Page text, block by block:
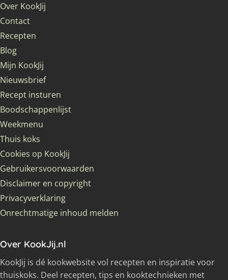
Over KookJij
Contact
Recepten
Blog
Mijn KookJij
Nieuwsbrief
Recept insturen
Boodschappenlijst
Weekmenu
Thuis koks
Cookies op KookJij
Gebruikersvoorwaarden
Disclaimer en copyright
Privacyverklaring
Onrechtmatige inhoud melden
Over KookJij.nl
KookJij is dé kookwebsite vol recepten en inspiratie voor
thuiskoks. Deel recepten, tips en kooktechnieken met